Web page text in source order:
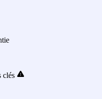
De retour de voyage,
votre véhicule entre
de 10€
cas de vol régulier devant
au-delà de minuit,
divers services extras, non
clés